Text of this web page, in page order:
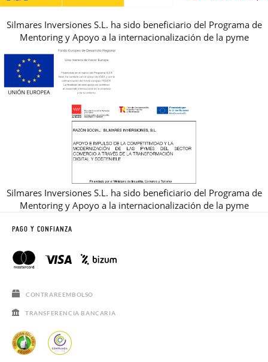
Silmares Inversiones S.L. ha sido beneficiario del Programa de
Mentoring y Apoyo a la internacionalización de la pyme
Silmares Inversiones S.L. ha sido beneficiario del Programa de
Mentoring y Apoyo a la internacionalización de la pyme
PAGO Y CONFIANZA
CONTRAREEMBOLSO
TRANSFERENCIA BANCARIA